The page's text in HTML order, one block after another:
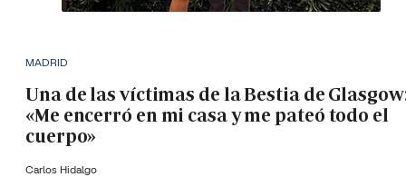
MADRID
Una de las víctimas de la Bestia de
«Me encerró en mi casa y me pateó todo el
cuerpo»
Carlos Hidalgo